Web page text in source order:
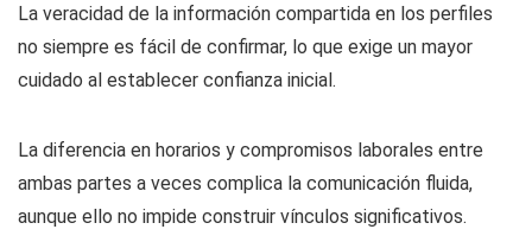
La veracidad de la información compartida en los perfiles
no siempre es fácil de confirmar, lo que exige un mayor
cuidado al establecer confianza inicial.
La diferencia en horarios y compromisos laborales entre
ambas partes a veces complica la comunicación fluida,
aunque ello no impide construir vínculos significativos.